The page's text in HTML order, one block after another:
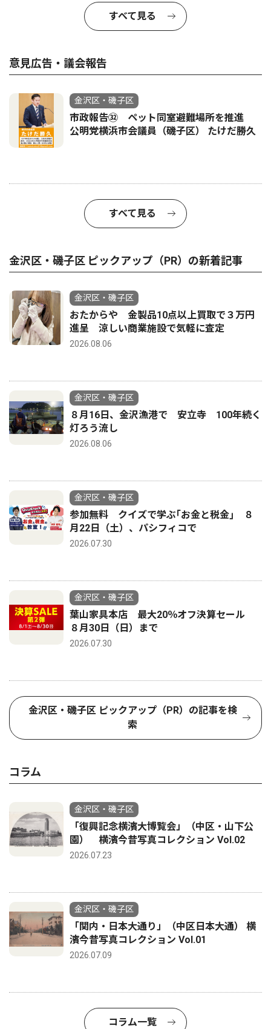
すべて見る
意見広告・議会報告
金沢区・磯子区
市政報告㉜ ペット同室避難場所を推進
公明党横浜市会議員（磯子区） たけだ勝久
すべて見る
金沢区・磯子区 ピックアップ（PR）の新着記事
金沢区・磯子区
おたからや 金製品10点以上買取で３万円
進呈 涼しい商業施設で気軽に査定
2026.08.06
金沢区・磯子区
８月16日、金沢漁港で 安立寺 100年続く
灯ろう流し
2026.08.06
金沢区・磯子区
参加無料 クイズで学ぶ｢お金と税金｣ ８
月22日（土）、パシフィコで
2026.07.30
金沢区・磯子区
葉山家具本店 最大20％オフ決算セール
８月30日（日）まで
2026.07.30
金沢区・磯子区 ピックアップ（PR）の記事を検
索
コラム
金沢区・磯子区
「復興記念横濱大博覧会」（中区・山下公
園） 横濱今昔写真コレクション Vol.02
2026.07.23
金沢区・磯子区
「関内・日本大通り」（中区日本大通） 横
濱今昔写真コレクション Vol.01
2026.07.09
コラム一覧